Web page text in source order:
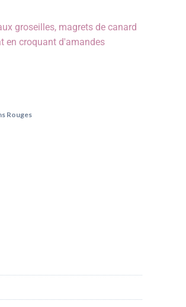
groseilles, magrets de canard
en croquant d'amandes
Rouges